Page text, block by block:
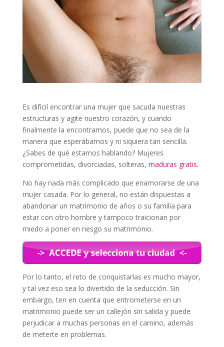
Es difícil encontrar una mujer que sacuda nuestras
estructuras y agite nuestro corazón, y cuando
finalmente la encontramos, puede que no sea de la
manera que esperábamos y ni siquiera tan sencilla.
¿Sabes de qué estamos hablando? Mujeres
comprometidas, divorciadas, solteras, maduras gratis.
No hay nada más complicado que enamorarse de una
mujer casada. Por lo general, no están dispuestas a
abandonar un matrimonio de años o su familia para
estar con otro hombre y tampoco traicionan por
miedo a poner en riesgo su matrimonio.
Por lo tanto, el reto de conquistarlas es mucho mayor,
y tal vez eso sea lo divertido de la seducción. Sin
embargo, ten en cuenta que entrometerse en un
matrimonio puede ser un callejón sin salida y puede
perjudicar a muchas personas en el camino, además
de meterte en problemas.